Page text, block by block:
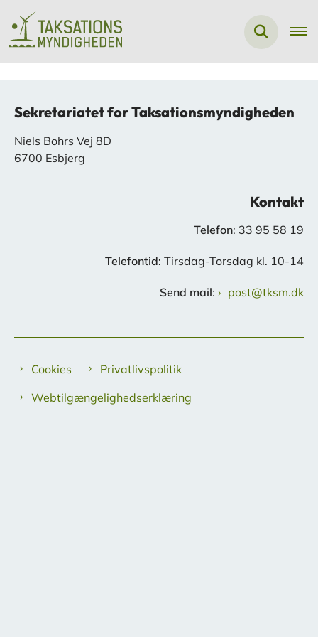
Sekretariatet for Taksationsmyndigheden
Niels Bohrs Vej 8D
6700 Esbjerg
Kontakt
Telefon: 33 95 58 19
Telefontid: Tirsdag-Torsdag kl. 10-14
Send mail: post@tksm.dk
Cookies
Privatlivspolitik
Webtilgængelighedserklæring